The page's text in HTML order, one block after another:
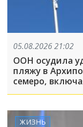
05.08.2026 21:02
ООН осудила
пляжу в
семеро,
ЖИЗНЬ